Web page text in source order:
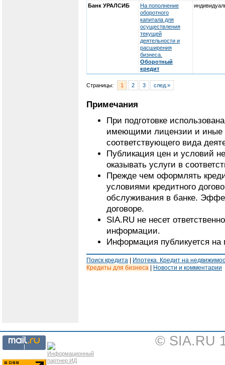
Банк УРАЛСИБ
На пополнение
оборотного
капитала для
осуществления
текущей
деятельности и
расширения
бизнеса.
Оборотный
кредит
Страницы: 1 2 3 след.»
Примечания
При подготовке
имеющими лицензии и иные
соответствующего вида
Публикация цен и условий
оказывать услуги в
Прежде чем оформлять
условиями кредитного
обслуживания в банке.
договоре.
SIA.RU не несет
информации.
Информация публикуется на
Поиск кредита
Ипотека. Кредит на
Кредиты для бизнеса
Новости и комментарии
© SIA.RU